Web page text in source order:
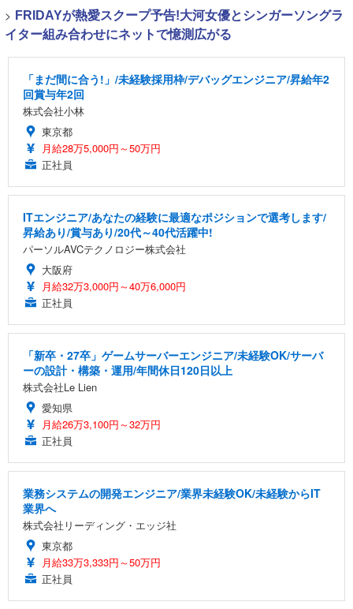
> FRIDAYが熱愛スクープ予告!大河女優とシンガーソングラ
イター組み合わせにネットで憶測広がる
「まだ間に合う!」/未経験採用枠/デバッグエンジニア/昇給年2
回賞与年2回
株式会社小林
東京都
月給28万5,000円～50万円
正社員
ITエンジニア/あなたの経験に最適なポジションで選考します/
昇給あり/賞与あり/20代～40代活躍中!
パーソルAVCテクノロジー株式会社
大阪府
月給32万3,000円～40万6,000円
正社員
「新卒・27卒」ゲームサーバーエンジニア/未経験OK/サーバ
ーの設計・構築・運用/年間休日120日以上
株式会社Le Lien
愛知県
月給26万3,100円～32万円
正社員
業務システムの開発エンジニア/業界未経験OK/未経験からIT
業界へ
株式会社リーディング・エッジ社
東京都
月給33万3,333円～50万円
正社員